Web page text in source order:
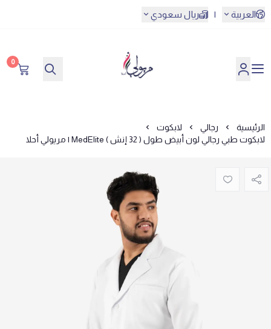
العربية | ريال سعودي
مريولي أحلا
0
الرئيسية رجالي
لابكوت
لابكوت طبي رجالي لون أبيض طول ( 32 إنش ) MedElite | مريولي أحلا